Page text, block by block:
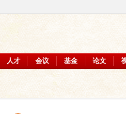
人才 会议 基金 论文